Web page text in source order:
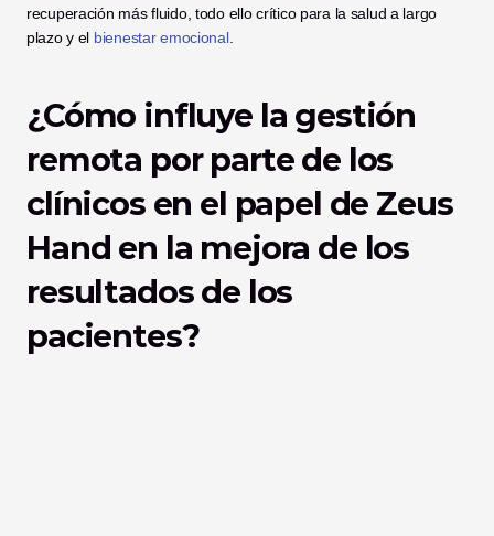
recuperación más fluido, todo ello crítico para la salud a largo
plazo y el bienestar emocional.
¿Cómo influye la gestión
remota por parte de los
clínicos en el papel de Zeus
Hand en la mejora de los
resultados de los
pacientes?